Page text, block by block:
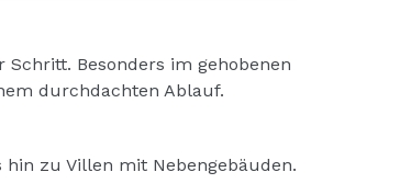
Besonders im gehobenen
durchdachten Ablauf.
zu Villen mit Nebengebäuden.